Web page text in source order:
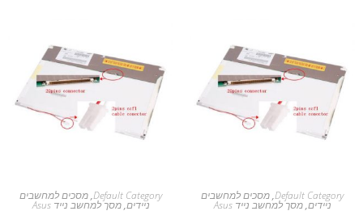
Default Category
,מסכים למחשבים
ניידים,מסך למחשב נייד Asus
Default Category
,מסכים למחשבים
ניידים,מסך למחשב נייד Asus